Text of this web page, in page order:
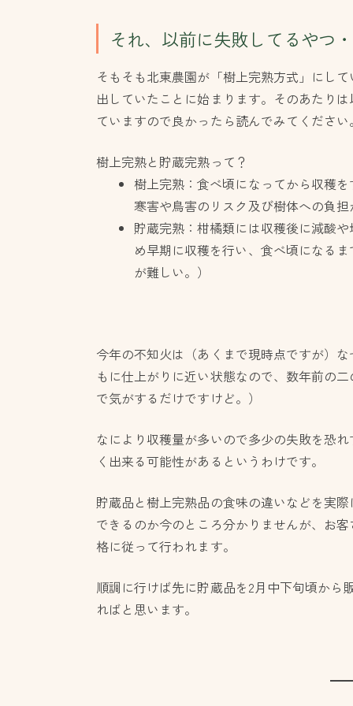
それ、以前に失敗してるやつ
そもそも北東農園が「樹上完熟方式」にし
出していたことに始まります。そのあたり
ていますので良かったら読んでみてください
樹上完熟と貯蔵完熟って？
樹上完熟：食べ頃になってから収穫
寒害や鳥害のリスク及び樹体への負
貯蔵完熟：柑橘類には収穫後に減酸
め早期に収穫を行い、食べ頃になる
が難しい。）
今年の不知火は（あくまで現時点ですが）
もに仕上がりに近い状態なので、数年前の
で気がするだけですけど。）
なにより収穫量が多いので多少の失敗を恐
く出来る可能性があるというわけです。
貯蔵品と樹上完熟品の食味の違いなどを実
できるのか今のところ分かりませんが、お
格に従って行われます。
順調に行けば先に貯蔵品を2月中下旬頃から
ればと思います。